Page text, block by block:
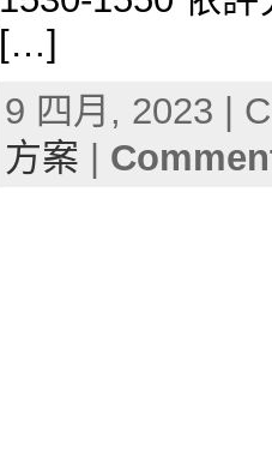
[…]
9 四月, 2023 |
方案 |